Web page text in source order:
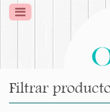
Filtrar